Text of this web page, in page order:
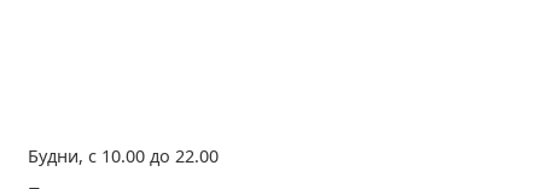
Будни, с 10.00 до 22.00